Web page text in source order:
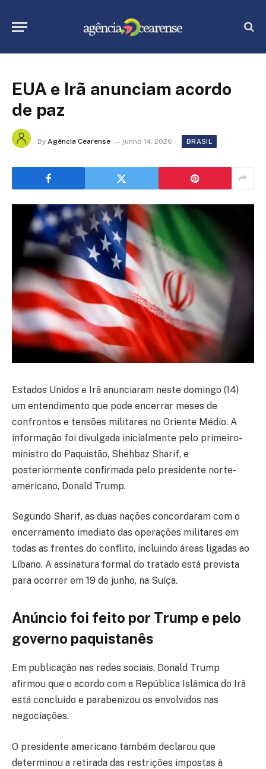
EUA e Irã anunciam acordo
de paz
By Agência Cearense junho 14, 2026 BRASIL
Estados Unidos e Irã anunciaram neste domingo (14)
um entendimento que pode encerrar meses de
confrontos e tensões militares no Oriente Médio. A
informação foi divulgada inicialmente pelo primeiro-
ministro do Paquistão, Shehbaz Sharif, e
posteriormente confirmada pelo presidente norte-
americano, Donald Trump.
Segundo Sharif, as duas nações concordaram com o
encerramento imediato das operações militares em
todas as frentes do conflito, incluindo áreas ligadas ao
Líbano. A assinatura formal do tratado está prevista
para ocorrer em 19 de junho, na Suíça.
Anúncio foi feito por Trump e pelo
governo paquistanês
Em publicação nas redes sociais, Donald Trump
afirmou que o acordo com a República Islâmica do Irã
está concluído e parabenizou os envolvidos nas
negociações.
O presidente americano também declarou que
determinou a retirada das restrições impostas à